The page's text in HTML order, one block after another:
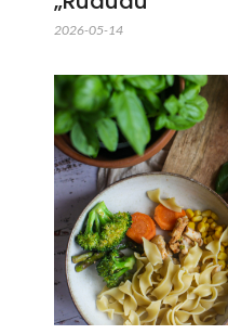
2026-05-14